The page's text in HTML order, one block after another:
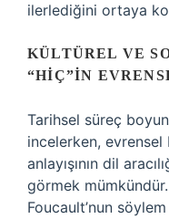
ilerlediğini ortaya
KÜLTÜREL VE
“HIÇ”IN
Tarihsel süreç
incelerken,
anlayışının dil
görmek
Foucault’nun